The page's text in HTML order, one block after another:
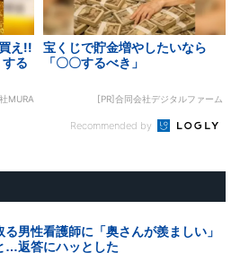
え!!
る
MURA
宝くじで貯金増やしたいなら
「〇〇するべき」
[PR]合同会社デジタルファーム
Recommended by
る男性看護師に「奥さんが羨ましい」
…返答にハッとした